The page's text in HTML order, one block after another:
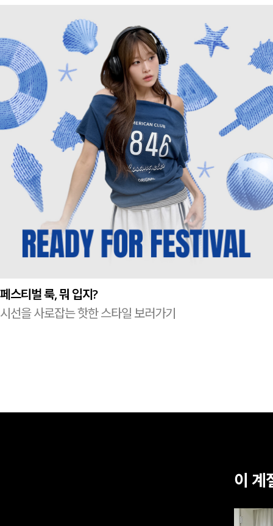
페스티벌 룩, 뭐 입지?
시선을 사로잡는 핫한 스타일 보러가기
이 계